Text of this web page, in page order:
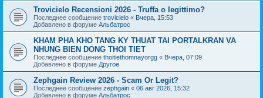
Trovicielo Recensioni 2026 - Truffa o legittimo?
Последнее сообщение trovicielo « Вчера, 15:53
Добавлено в форуме Альбатрос
KHAM PHA KHO TANG KY THUAT TAI PORTALKRAN VA
NHUNG BIEN DONG THOI TIET
Последнее сообщение thoitiethomnayorgg « Вчера, 07:09
Добавлено в форуме Другое
Zephgain Review 2026 - Scam Or Legit?
Последнее сообщение zephgain « 06 авг 2026, 15:32
Добавлено в форуме Альбатрос